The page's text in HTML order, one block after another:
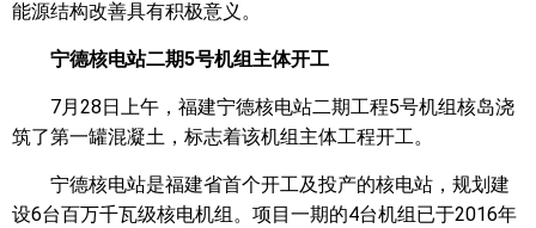
能源结构改善具有积极意义。
宁德核电站二期5号机组主体开工
7月28日上午，福建宁德核电站二期工程5号机组核岛浇
筑了第一罐混凝土，标志着该机组主体工程开工。
宁德核电站是福建省首个开工及投产的核电站，规划建
设6台百万千瓦级核电机组。项目一期的4台机组已于2016年